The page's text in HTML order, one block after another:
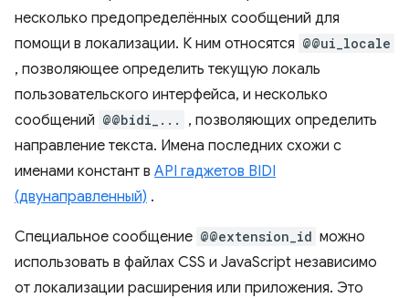
несколько предопределённых сообщений для
помощи в локализации. К ним относятся @@ui_locale
, позволяющее определить текущую локаль
пользовательского интерфейса, и несколько
сообщений @@bidi_...
, позволяющих определить
направление текста. Имена последних схожи с
именами констант в API гаджетов BIDI
(двунаправленный) .
Специальное сообщение @@extension_id можно
использовать в файлах CSS и JavaScript независимо
от локализации расширения или приложения. Это